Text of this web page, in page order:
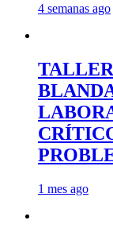
4 semanas ago
1 mes ago